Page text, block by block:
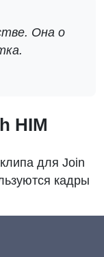
Она о
HIM
для Join
кадры